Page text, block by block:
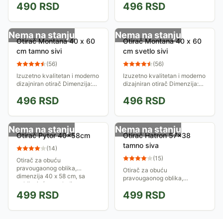
održavanje. Dimenzije:
490 RSD 496 RSD
Nema na stanju
Otirač Montana 40 x 60
cm tamno sivi
(56)
Izuzetno kvalitetan i moderno
dizajniran otirač Dimenzija:
496 RSD
Nema na stanju
Otirač Montana 40 x 60
cm svetlo sivi
(56)
Izuzetno kvalitetan i moderno
dizajniran otirač Dimenzija:
496 RSD
Nema na stanju
Otirač Pytor 40x58cm
(14)
Otirač za obuću
pravougaonog oblika,
dimenzija 40 x 58 cm, sa
neklizajućom poleđinom.
499 RSD
Nema na stanju
Otirač Hatron 57x38
tamno siva
(15)
Otirač za obuću
pravougaonog oblika,
neklizajućom poleđinom.
499 RSD